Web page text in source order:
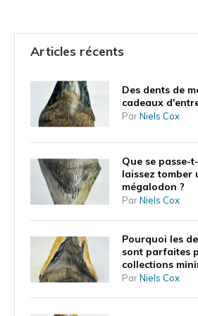
Articles récents
Des dents de
cadeaux
ParNiels Cox
Que se passe-
laissez tomber
mégalodon ?
ParNiels Cox
Pourquoi les
sont parfaites
collections
ParNiels Cox